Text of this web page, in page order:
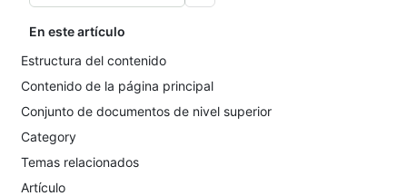
En este artículo
Estructura del contenido
Contenido de la página principal
Conjunto de documentos de nivel superior
Category
Temas relacionados
Artículo